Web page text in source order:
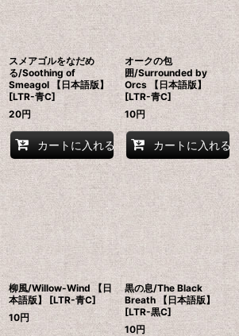
スメアゴルをなだめ
る/Soothing of
Smeagol 【日本語版】
[LTR-青C]
20円
カートに入れる
オークの包
囲/Surrounded by
Orcs 【日本語版】
[LTR-青C]
10円
カートに入れる
柳風/Willow-Wind 【日
本語版】 [LTR-青C]
10円
黒の息/The Black
Breath 【日本語版】
[LTR-黒C]
10円